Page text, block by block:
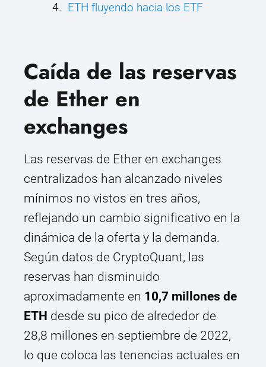
ETH fluyendo hacia los ETF
Caída de las reservas
de Ether en
exchanges
Las reservas de Ether en exchanges
centralizados han alcanzado niveles
mínimos no vistos en tres años,
reflejando un cambio significativo en la
dinámica de la oferta y la demanda.
Según datos de CryptoQuant, las
reservas han disminuido
aproximadamente en 10,7 millones de
ETH desde su pico de alrededor de
28,8 millones en septiembre de 2022,
lo que coloca las tenencias actuales en